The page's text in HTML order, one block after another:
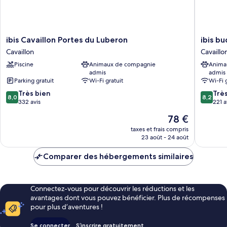
ibis
Cavaillon
Portes
du
Cavaillon
ibis Cavaillon Portes du Luberon
Cavaillon
Piscine
Animaux de compagnie
admis
Parking gratuit
Wi-Fi gratuit
8.0
sur
8,0 Très bien
332 avis
Le
nouveau
prix
de
78 €
taxes et frais compris
23 août - 24 août
ibis
budget
ibis
admis
Wi-Fi
8.2
sur
8,2
221
Comparer des hébergements similaires
Connectez-vous pour découvrir les réductions et les
avantages dont vous pouvez bénéficier. Plus de récompenses
pour plus d’aventures !
Se connecter S’inscrire gratuitement